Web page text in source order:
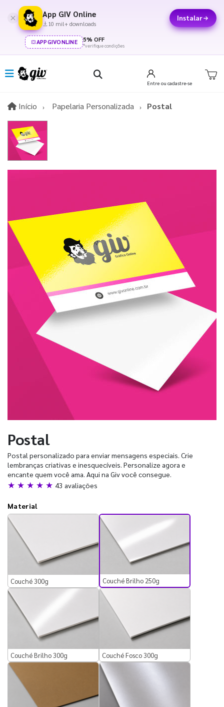
App GIV Online
10 mil+ downloads
Instalar
APPGIVONLINE 5% OFF
*verifique condições
Entre ou cadastre-se
Início InícioPapelaria Personalizada Postal
Postal
Postal personalizado para enviar mensagens especiais. Crie
lembranças criativas e inesquecíveis. Personalize agora e
encante quem você ama. Aqui na Giv você consegue.
★ ★ ★ ★ ★ 43 avaliações
Material
Couché 300g Couché Brilho 250g
Couché Brilho 300g Couché Fosco 300g